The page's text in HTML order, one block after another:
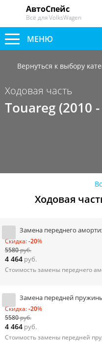
АвтоСпейс
Всё для VolksWagen
МЕНЮ
Вернуться к выбору
Ходовая часть
Touareg (2010
Ходовая
Замена переднего
Скидка:-20%
5580руб.
4 464 руб.
Стоимость замены переднего
Замена передней
Скидка:-20%
5580руб.
4 464 руб.
Стоимость замены передней